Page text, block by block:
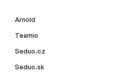
Arnold
Teamio
Seduo.cz
Seduo.sk